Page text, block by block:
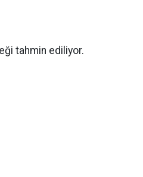
tahmin ediliyor.